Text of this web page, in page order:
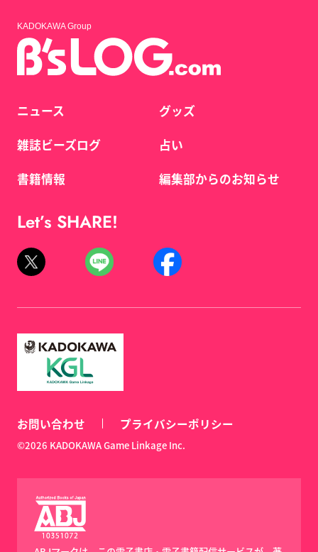
KADOKAWA Group
ニュース
雑誌ビーズログ
書籍情報
グッズ
占い
編集部からのお知らせ
Let’s SHARE!
お問い合わせ プライバシーポリシー
©2026 KADOKAWA Game Linkage Inc.